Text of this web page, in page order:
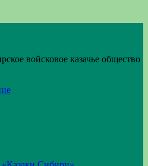
войсковое казачье общество